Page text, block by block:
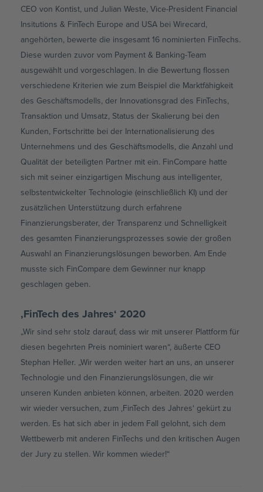
CEO von Kontist, und Julian Weste, Vice-President Financial
Insitutions & FinTech Europe and USA bei Wirecard,
angehörten, bewerte die insgesamt 16 nominierten FinTechs.
Diese wurden zuvor vom Payment & Banking-Team
ausgewählt und vorgeschlagen. In die Bewertung flossen
verschiedene Kriterien wie zum Beispiel die Marktfähigkeit
des Geschäftsmodells, der Innovationsgrad des FinTechs,
Transaktion und Umsatz, Status der Skalierung bei den
Kunden, Fortschritte bei der Internationalisierung des
Unternehmens und des Geschäftsmodells, die Anzahl und
Qualität der beteiligten Partner mit ein. FinCompare hatte
sich mit seiner einzigartigen Mischung aus intelligenter,
selbstentwickelter Technologie (einschließlich KI) und der
zusätzlichen Unterstützung durch erfahrene
Finanzierungsberater, der Transparenz und Schnelligkeit
des gesamten Finanzierungsprozesses sowie der großen
Auswahl an Finanzierungslösungen beworben. Am Ende
musste sich FinCompare dem Gewinner nur knapp
geschlagen geben.
,FinTech des Jahres‘ 2020
„Wir sind sehr stolz darauf, dass wir mit unserer Plattform für
diesen begehrten Preis nominiert waren“, äußerte CEO
Stephan Heller. „Wir werden weiter hart an uns, an unserer
Technologie und den Finanzierungslösungen, die wir
unseren Kunden anbieten können, arbeiten. 2020 werden
wir wieder versuchen, zum ‚FinTech des Jahres‘ gekürt zu
werden. Es hat sich aber in jedem Fall gelohnt, sich dem
Wettbewerb mit anderen FinTechs und den kritischen Augen
der Jury zu stellen. Wir kommen wieder!“